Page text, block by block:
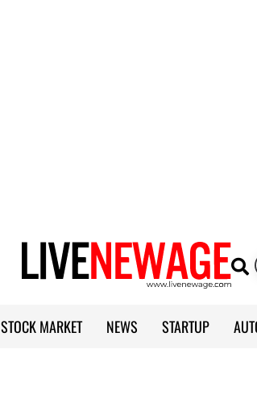
STOCK MARKET NEWS STARTUP